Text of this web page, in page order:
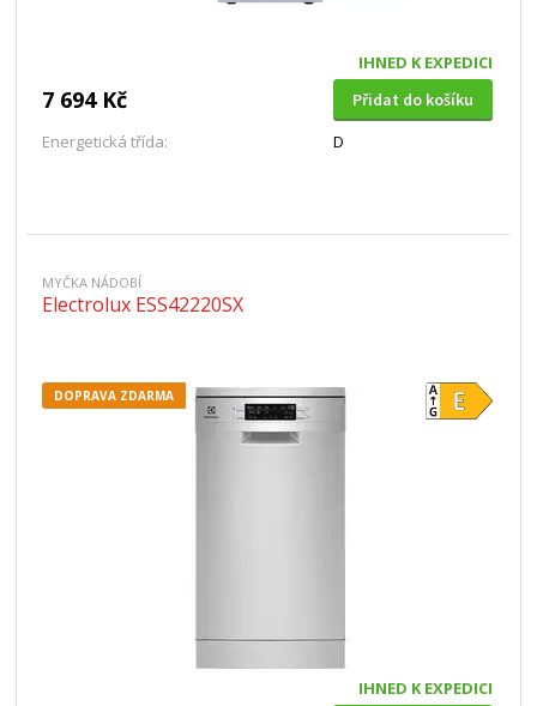
IHNED K EXPEDICI
7 694 Kč
Přidat do košíku
Energetická třída:
D
MYČKA NÁDOBÍ
Electrolux ESS42220SX
DOPRAVA ZDARMA
IHNED K EXPEDICI